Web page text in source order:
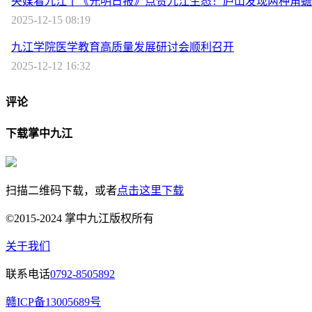
2025-12-15 08:19
九江学院医学教育高质量发展研讨会顺利召开
2025-12-12 16:32
评论
下载掌中九江
扫描二维码下载，或者点击这里下载
©2015-2024 掌中九江版权所有
关于我们
联系电话0792-8505892
赣ICP备13005689号